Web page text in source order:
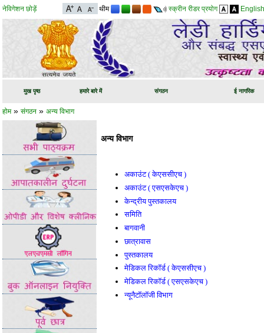
नेविगेशन छोड़ें थीम स्क्रीन रीडर प्रयोग English
मुख पृष्ठ हमारे बारे में संगठन ई नागरिक
होम» संगठन » अन्य विभाग
अन्य विभाग
अकाउंट ( केएससीएच )
अकाउंट ( एसएसकेएच )
केन्द्रीय पुस्तकालय
समिति
बागवानी
छात्रावास
पुस्तकालय
मेडिकल रिकॉर्ड ( केएससीएच )
मेडिकल रिकॉर्ड ( एसएसकेएच )
न्यूनैटॉलॉजी विभाग